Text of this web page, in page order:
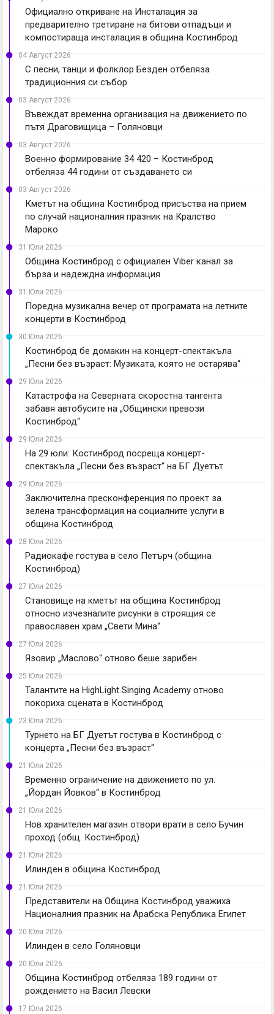
Официално откриване на Инсталация за
предварително третиране на битови отпадъци и
компостираща инсталация в община Костинброд
04 Август 2026
С песни, танци и фолклор Безден отбеляза
традиционния си събор
03 Август 2026
Въвеждат временна организация на движението по
пътя Драговищица – Голяновци
03 Август 2026
Военно формирование 34 420 – Костинброд
отбеляза 44 години от създаването си
03 Август 2026
Кметът на община Костинброд присъства на прием
по случай националния празник на Кралство
Мароко
31 Юли 2026
Община Костинброд с официален Viber канал за
бърза и надеждна информация
31 Юли 2026
Поредна музикална вечер от програмата на летните
концерти в Костинброд
30 Юли 2026
Костинброд бе домакин на концерт-спектакъла
„Песни без възраст: Музиката, която не остарява“
29 Юли 2026
Катастрофа на Северната скоростна тангента
забавя автобусите на „Общински превози
Костинброд“
29 Юли 2026
На 29 юли: Костинброд посреща концерт-
спектакъла „Песни без възраст“ на БГ Дуетът
29 Юли 2026
Заключителна пресконференция по проект за
зелена трансформация на социалните услуги в
община Костинброд
28 Юли 2026
Радиокафе гостува в село Петърч (община
Костинброд)
27 Юли 2026
Становище на кметът на община Костинброд
относно изчезналите рисунки в строящия се
православен храм „Свети Мина“
27 Юли 2026
Язовир „Маслово“ отново беше зарибен
25 Юли 2026
Талантите на HighLight Singing Academy отново
покориха сцената в Костинброд
23 Юли 2026
Турнето на БГ Дуетът гостува в Костинброд с
концерта „Песни без възраст“
21 Юли 2026
Временно ограничение на движението по ул.
„Йордан Йовков“ в Костинброд
21 Юли 2026
Нов хранителен магазин отвори врати в село Бучин
проход (общ. Костинброд)
21 Юли 2026
Илинден в община Костинброд
21 Юли 2026
Представители на Община Костинброд уважиха
Националния празник на Арабска Република Египет
20 Юли 2026
Илинден в село Голяновци
20 Юли 2026
Община Костинброд отбеляза 189 години от
рождението на Васил Левски
17 Юли 2026